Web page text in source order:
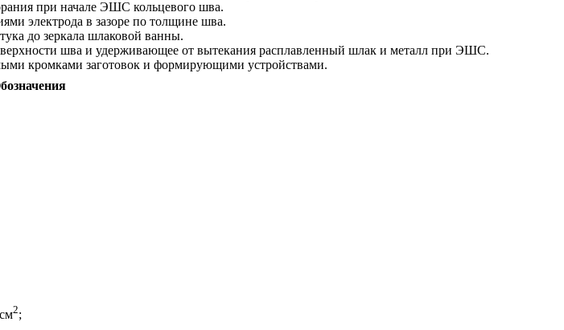
при начале ЭШС кольцевого шва.
электрода в зазоре по толщине шва.
до зеркала шлаковой ванны.
шва и удерживающее от вытекания расплавленный шлак и металл при ЭШС.
кромками заготовок и формирующими устройствами.
см2;